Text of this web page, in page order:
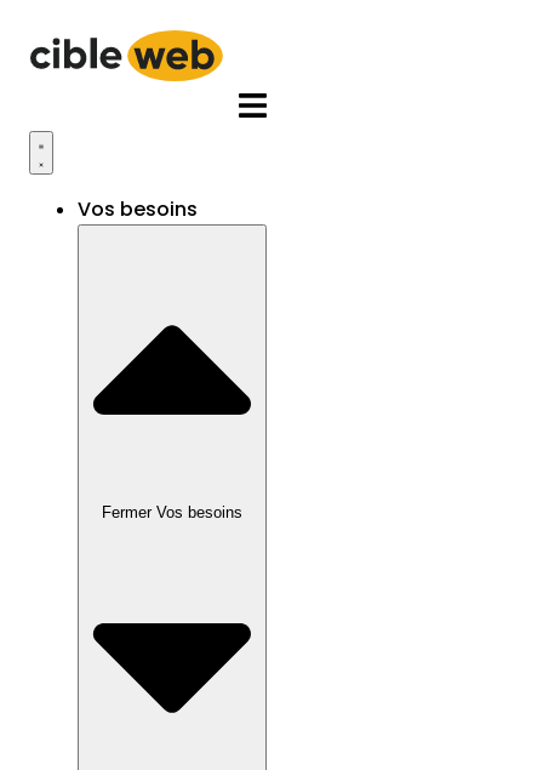
contenu
Vos besoins
Fermer Vos besoins